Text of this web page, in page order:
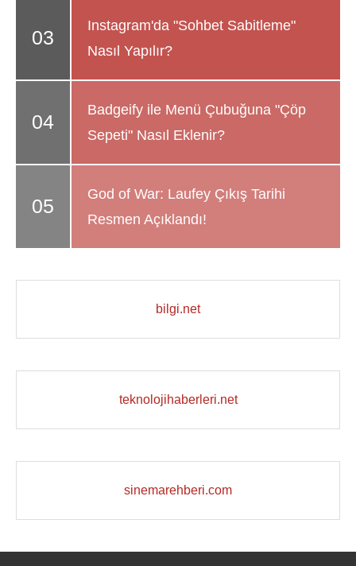
Instagram'da "Sohbet Sabitleme"
Nasıl Yapılır?
Badgeify ile Menü Çubuğuna "Çöp
Sepeti" Nasıl Eklenir?
God of War: Laufey Çıkış Tarihi
Resmen Açıklandı!
bilgi.net
teknolojihaberleri.net
sinemarehberi.com